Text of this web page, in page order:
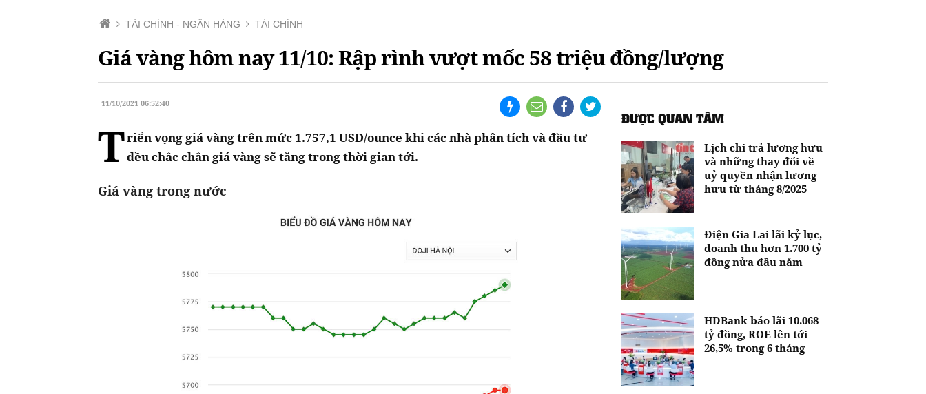
TÀI CHÍNH - NGÂN HÀNG TÀI CHÍNH
Giá vàng hôm nay 11/10: Rập rình vượt mốc 58 triệu đồng/lượng
11/10/2021 06:52:40
Triển vọng giá vàng trên mức 1.757,1 USD/ounce khi các nhà phân tích và đầu tư
đều chắc chắn giá vàng sẽ tăng trong thời gian tới.
Giá vàng trong nước
ĐƯỢC QUAN TÂM
Lịch chi trả lương hưu
và những thay đổi về
uỷ quyền nhận lương
hưu từ tháng 8/2025
Điện Gia Lai lãi kỷ lục,
doanh thu hơn 1.700 tỷ
đồng nửa đầu năm
HDBank báo lãi 10.068
tỷ đồng, ROE lên tới
26,5% trong 6 tháng